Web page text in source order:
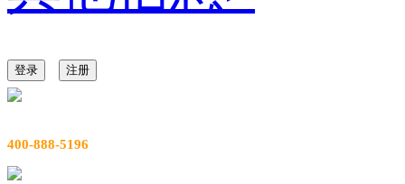
登录 注册
400-888-5196